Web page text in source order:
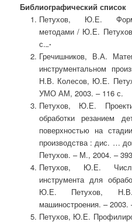
Библиографический список
Петухов, Ю.Е.
методами / Ю.Е.
с.–"
Гречишников, В.А.
инструментальном
Н.В. Колесов, Ю.Е.
УМО АМ, 2003. – 116 с.
Петухов, Ю.Е.
обработки резанием
поверхностью на
производства : дис. …
Петухов. – М., 2004. –
Петухов, Ю.Е.
инструмента для
Ю.Е. Петухов,
машиностроения. –
Петухов, Ю.Е.